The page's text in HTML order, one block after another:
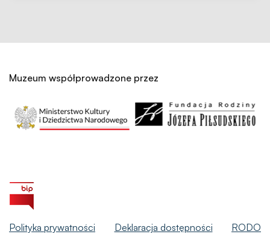
Muzeum współprowadzone przez
Polityka prywatności Deklaracja dostępności RODO